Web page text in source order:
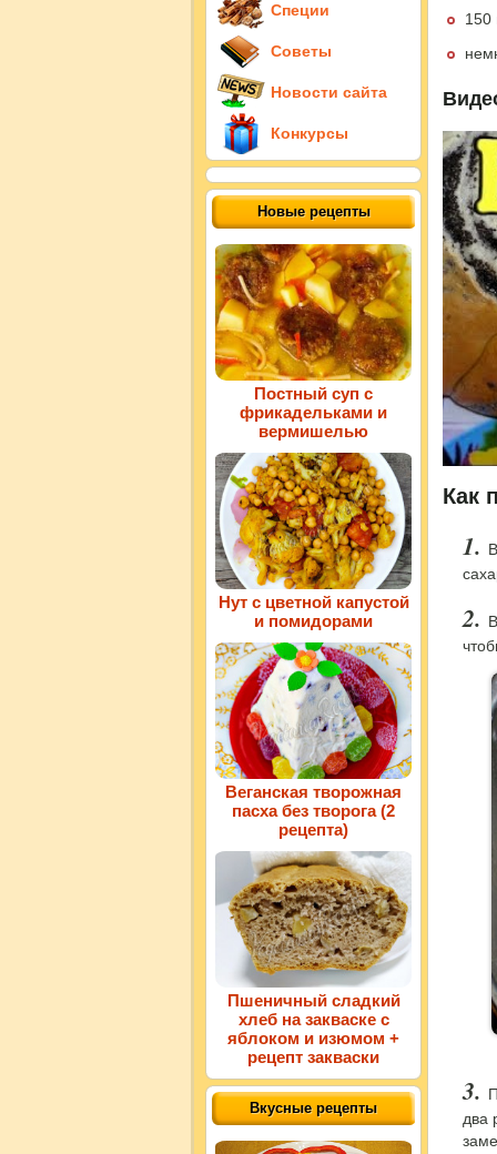
150
Как
два
Специи
Советы
Новости сайта
Конкурсы
Новые рецепты
Постный суп с
фрикадельками и
вермишелью
Нут с цветной капустой
и помидорами
Веганская творожная
пасха без творога (2
рецепта)
Пшеничный сладкий
хлеб на закваске с
яблоком и изюмом +
рецепт закваски
Вкусные рецепты